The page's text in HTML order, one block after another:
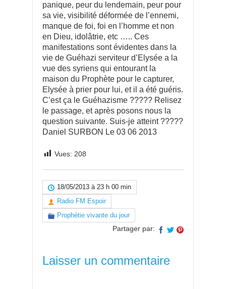
panique, peur du lendemain, peur pour
sa vie, visibilité déformée de l’ennemi,
manque de foi, foi en l’homme et non
en Dieu, idolâtrie, etc ….. Ces
manifestations sont évidentes dans la
vie de Guéhazi serviteur d’Elysée a la
vue des syriens qui entourant la
maison du Prophète pour le capturer,
Elysée à prier pour lui, et il a été guéris.
C’est ça le Guéhazisme ????? Relisez
le passage, et après posons nous la
question suivante. Suis-je atteint ?????
Daniel SURBON Le 03 06 2013
Vues: 208
18/05/2013 à 23 h 00 min
Radio FM Espoir
Prophétie vivante du jour
Partager par:
Laisser un commentaire